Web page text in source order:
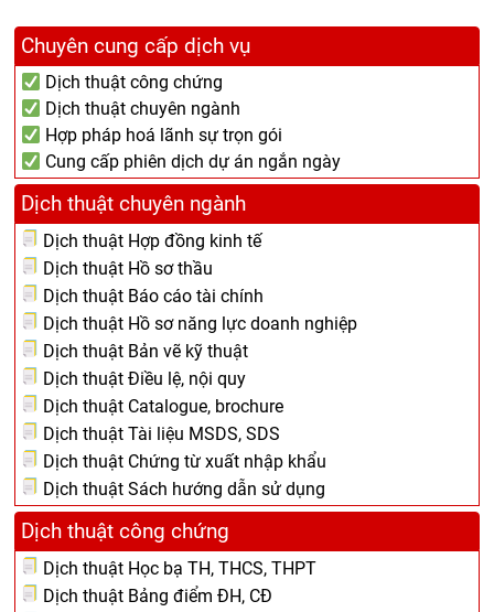
Chuyên cung cấp dịch vụ
Dịch thuật công chứng
Dịch thuật chuyên ngành
Hợp pháp hoá lãnh sự trọn gói
Cung cấp phiên dịch dự án ngắn ngày
Dịch thuật chuyên ngành
Dịch thuật Hợp đồng kinh tế
Dịch thuật Hồ sơ thầu
Dịch thuật Báo cáo tài chính
Dịch thuật Hồ sơ năng lực doanh nghiệp
Dịch thuật Bản vẽ kỹ thuật
Dịch thuật Điều lệ, nội quy
Dịch thuật Catalogue, brochure
Dịch thuật Tài liệu MSDS, SDS
Dịch thuật Chứng từ xuất nhập khẩu
Dịch thuật Sách hướng dẫn sử dụng
Dịch thuật công chứng
Dịch thuật Học bạ TH, THCS, THPT
Dịch thuật Bảng điểm ĐH, CĐ